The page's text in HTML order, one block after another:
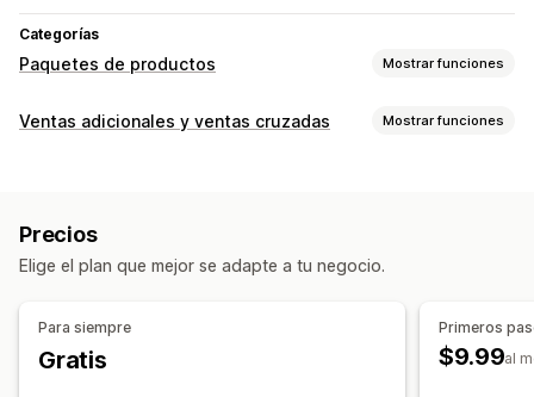
Categorías
Paquetes de productos Mostrar funciones
Tipos de paquetes
Paquetes de muestras
Paquetes mayoristas
Paquetes de venta adicional
Compras conjuntas frecuentes
Productos relacionados
Productos digitales
Ventas adicionales y ventas cruzadas Mostrar funciones
Venta adicional en la página de producto
Barra de progreso Complementos con un solo clic
HTML personalizado
Múltiples monedas
Precios
Elige el plan que mejor se adapte a tu negocio.
Para siempre
Gratis
Primeros
$9.99al